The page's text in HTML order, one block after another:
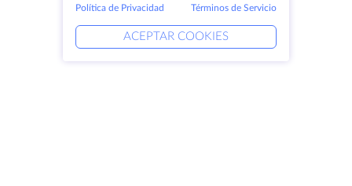
Política de Privacidad Términos de Servicio
ACEPTAR COOKIES